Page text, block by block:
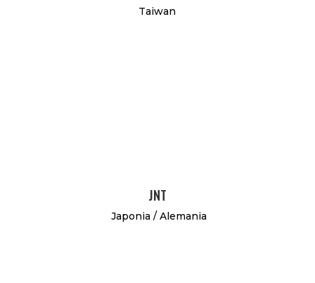
Taiwan
JNT
Japonia / Alemania